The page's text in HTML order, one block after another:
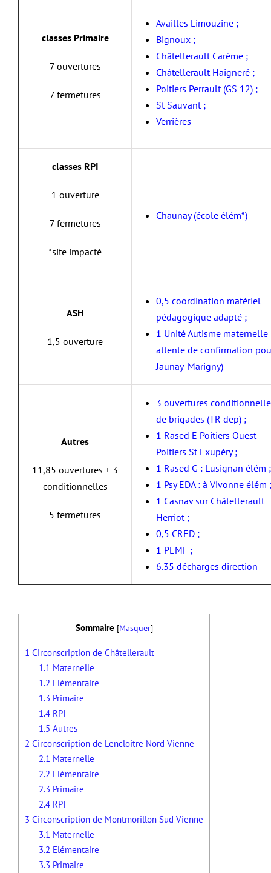
classes Primaire
7 ouvertures
7 fermetures
Availles Limouzine ;
Bignoux ;
Châtellerault Carême ;
Châtellerault Haigneré ;
Poitiers Perrault (GS 12) ;
St Sauvant ;
Verrières
classes RPI
1 ouverture
7 fermetures
*site impacté
Chaunay (école élém*)
ASH
1,5 ouverture
0,5 coordination matériel
pédagogique adapté ;
1 Unité Autisme maternelle
attente de confirmation
Jaunay-Marigny)
Autres
11,85 ouvertures + 3
conditionnelles
5 fermetures
3 ouvertures
de brigades (TR dep) ;
1 Rased E Poitiers Ouest
Poitiers St Exupéry ;
1 Rased G : Lusignan élém ;
1 Psy EDA : à Vivonne élém ;
1 Casnav sur Châtellerault
Herriot ;
0,5 CRED ;
1 PEMF ;
6.35 décharges direction
Sommaire [Masquer]
1 Circonscription de Châtellerault
1.1 Maternelle
1.2 Elémentaire
1.3 Primaire
1.4RPI
1.5 Autres
2 Circonscription de Lencloître Nord Vienne
2.1 Maternelle
2.2 Elémentaire
2.3 Primaire
2.4RPI
3 Circonscription de Montmorillon Sud Vienne
3.1 Maternelle
3.2 Elémentaire
3.3 Primaire